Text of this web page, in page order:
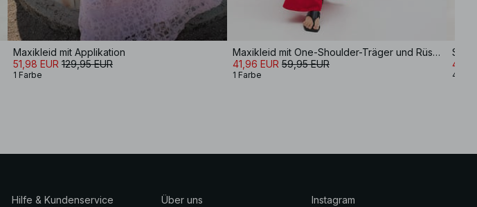
Maxikleid mit Applikation
51,98 EUR 129,95 EUR
1 Farbe
Maxikleid mit One-Shoulder-Träger und Rüschen
41,96 EUR 59,95 EUR
1 Farbe
Soft
4
Hilfe & Kundenservice
Über uns
Instagram